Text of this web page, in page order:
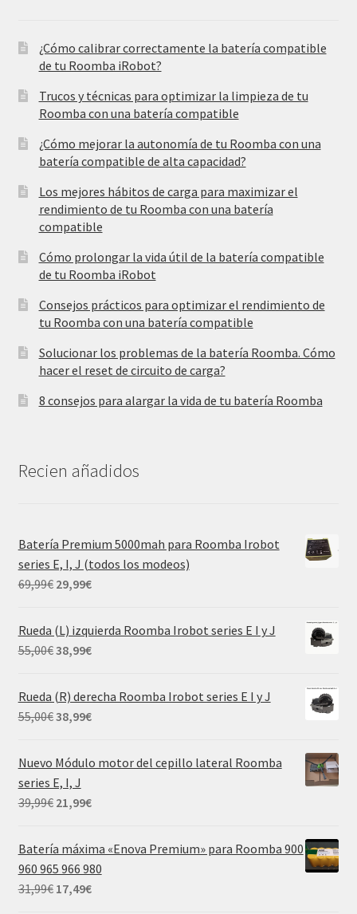
¿Cómo calibrar correctamente la batería compatible
de tu Roomba iRobot?
Trucos y técnicas para optimizar la limpieza de tu
Roomba con una batería compatible
¿Cómo mejorar la autonomía de tu Roomba con una
batería compatible de alta capacidad?
Los mejores hábitos de carga para maximizar el
rendimiento de tu Roomba con una batería
compatible
Cómo prolongar la vida útil de la batería compatible
de tu Roomba iRobot
Consejos prácticos para optimizar el rendimiento de
tu Roomba con una batería compatible
Solucionar los problemas de la batería Roomba. Cómo
hacer el reset de circuito de carga?
8 consejos para alargar la vida de tu batería Roomba
Recien añadidos
Batería Premium 5000mah para Roomba Irobot
series E, I, J (todos los modeos)
69,99€ El
original
era:
29,99€El
actual
es:
Rueda (L) izquierda Roomba Irobot series E I y J
55,00€El
original
era:
38,99€El
actual
es:
Rueda (R) derecha Roomba Irobot series E I y J
55,00€El
original
era:
55,00€.
38,99€El
actual
38,99€.
Nuevo Módulo motor del cepillo lateral Roomba
series E, I, J
39,99€ El
original
era:
39,99€.
21,99€El
actual
es:
21,99€.
Batería máxima «Enova Premium» para Roomba 900
960 965 966 980
31,99€ El
17,49€El